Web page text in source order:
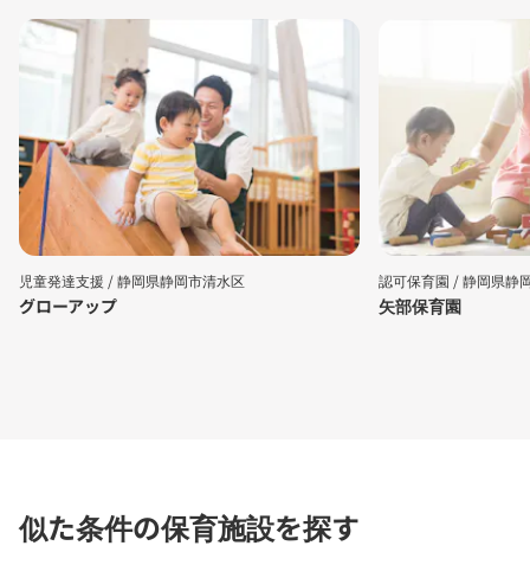
児童発達支援 /静岡県静岡市清水区
グローアップ
認可保育園 /静岡県静
矢部保育園
似た条件の保育施設を探す